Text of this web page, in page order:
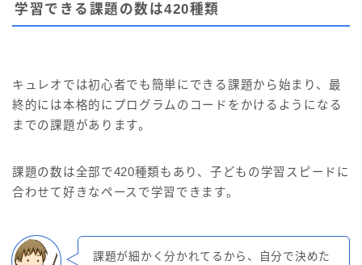
学習できる課題の数は420種類
キュレオでは初心者でも簡単にできる課題から始まり、最
終的には本格的にプログラムのコードをかけるようになる
までの課題があります。
課題の数は全部で420種類もあり、子どもの学習スピードに
合わせて好きなペースで学習できます。
課題が細かく分かれてるから、自分で決めた